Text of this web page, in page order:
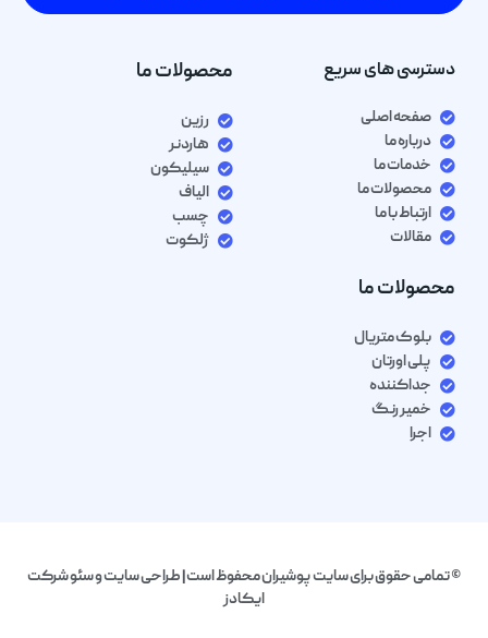
دسترسی های سریع
صفحه اصلی
درباره ما
خدمات ما
محصولات ما
ارتباط با ما
مقالات
محصولات ما
رزین
هاردنر
سیلیکون
الیاف
چسب
ژلکوت
محصولات ما
بلوک متریال
پلی اورتان
جداکننده
خمیر رنگ
اجرا
© تمامی حقوق برای سایت پوشیران محفوظ است| طراحی سایت و سئو شرکت
ایکادز